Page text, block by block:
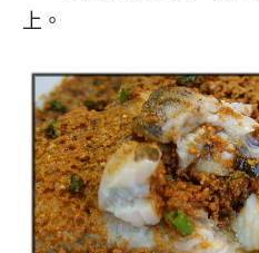
上。